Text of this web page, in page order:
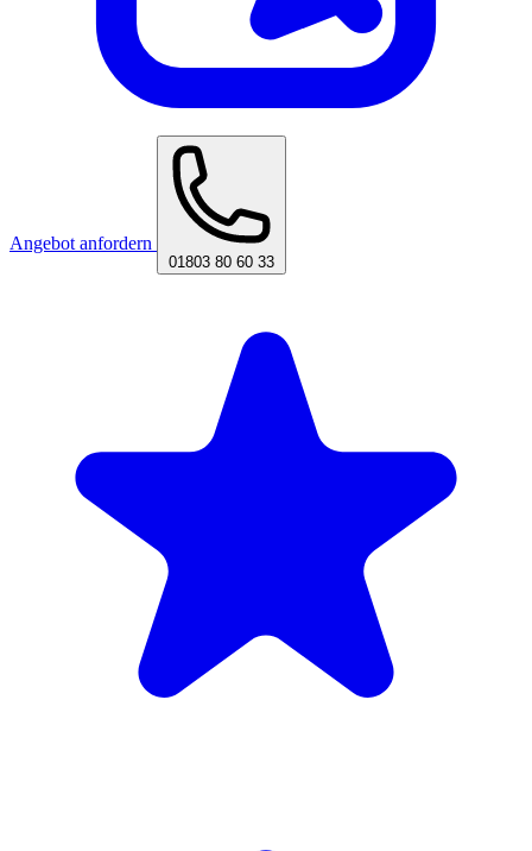
Angebot anfordern
01803 80 60 33